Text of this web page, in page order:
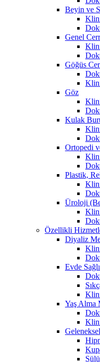
Beyin ve
Genel
Göğüs
Göz
Kulak
Ortopedi
Plastik,
Üroloji
Özellikli
Diyaliz
Evde
Yaş Alma